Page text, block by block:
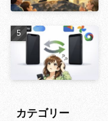
カテゴリー